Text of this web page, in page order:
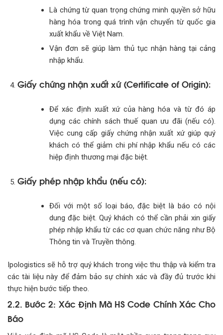
Là chứng từ quan trọng chứng minh quyền sở hữu
hàng hóa trong quá trình vận chuyển từ quốc gia
xuất khẩu về Việt Nam.
Vận đơn sẽ giúp làm thủ tục nhận hàng tại cảng
nhập khẩu.
Giấy chứng nhận xuất xứ (Certificate of Origin):
Để xác định xuất xứ của hàng hóa và từ đó áp
dụng các chính sách thuế quan ưu đãi (nếu có).
Việc cung cấp giấy chứng nhận xuất xứ giúp quý
khách có thể giảm chi phí nhập khẩu nếu có các
hiệp định thương mại đặc biệt.
Giấy phép nhập khẩu (nếu có):
Đối với một số loại báo, đặc biệt là báo có nội
dung đặc biệt. Quý khách có thể cần phải xin giấy
phép nhập khẩu từ các cơ quan chức năng như Bộ
Thông tin và Truyền thông.
Ipologistics sẽ hỗ trợ quý khách trong việc thu thập và kiểm tra
các tài liệu này để đảm bảo sự chính xác và đầy đủ trước khi
thực hiện bước tiếp theo.
2.2. Bước 2: Xác Định Mã HS Code Chính Xác Cho
Báo